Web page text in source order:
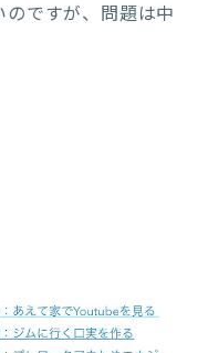
ですが、問題は中